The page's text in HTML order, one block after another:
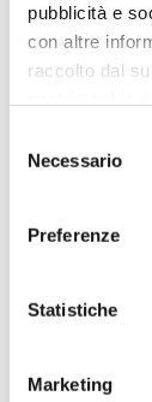
pubblicità e
con altre
raccolto dal
delNecessario
Preferenze
Statistiche
Marketing
L'area di sosta
dei
oltre 6 mila